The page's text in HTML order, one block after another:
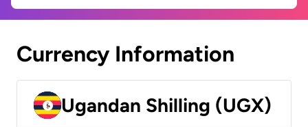
Currency Information
Ugandan Shilling (UGX)